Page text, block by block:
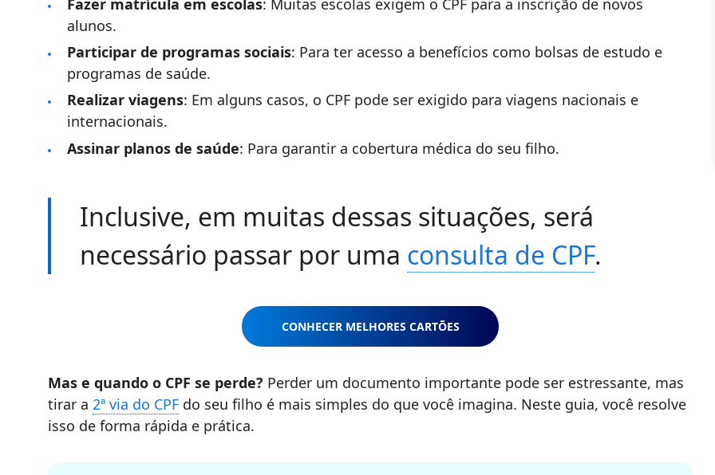
alunos.
Participar de programas sociais: Para ter acesso a benefícios como bolsas de estudo e
programas de saúde.
Realizar viagens: Em alguns casos, o CPF pode ser exigido para viagens nacionais e
internacionais.
Assinar planos de saúde: Para garantir a cobertura médica do seu filho.
Inclusive, em muitas dessas situações, será
necessário passar por uma consulta de CPF.
CONHECER MELHORES CARTÕES
Mas e quando o CPF se perde? Perder um documento importante pode ser estressante, mas
tirar a 2ª via do CPF do seu filho é mais simples do que você imagina. Neste guia, você resolve
isso de forma rápida e prática.